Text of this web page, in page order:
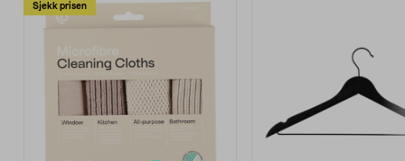
Sjekk prisen